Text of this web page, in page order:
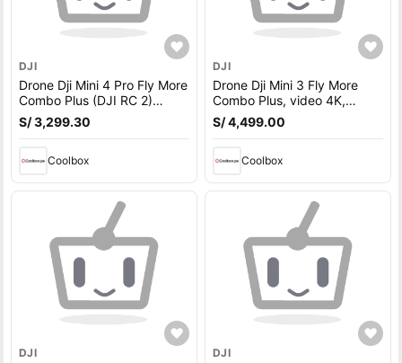
DJI
Drone Dji Mini 4 Pro Fly More
Combo Plus (DJI RC 2)
48MP, 4K, vuelo 39 min
(reempacado)
S/ 3,299.30
Coolbox
DJI
Drone Dji Mini 3 Fly More
Combo Plus, video 4K,
48MP, vuelo 51 min
S/ 4,499.00
Coolbox
DJI DJI